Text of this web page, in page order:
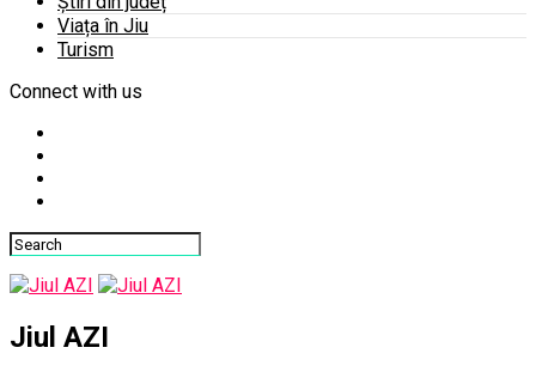
Viața în Jiu
Turism
Connect with us
Jiul AZI